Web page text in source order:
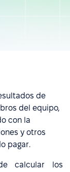
de
del equipo,
con la
y otros
pagar.
calcular los